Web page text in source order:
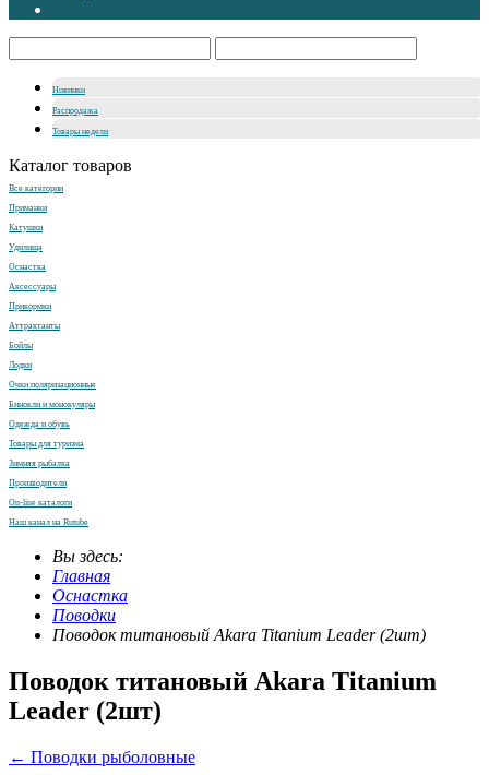
Новинки
Распродажа
Товары недели
Каталог товаров
Все категории
Приманки
Катушки
Удилища
Оснастка
Аксессуары
Прикормки
Аттрактанты
Бойлы
Лодки
Очки поляризационные
Бинокли и монокуляры
Одежда и обувь
Товары для туризма
Зимняя рыбалка
Производители
On-line каталоги
Наш канал на Rutube
Вы здесь:
Главная
Оснастка
Поводки
Поводок титановый Akara Titanium Leader (2шт)
Поводок титановый Akara Titanium
Leader (2шт)
← Поводки рыболовные